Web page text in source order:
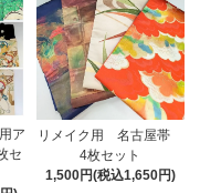
ア
セ
リメイク用 名古屋帯
4枚セット
1,500円(税込1,650円)